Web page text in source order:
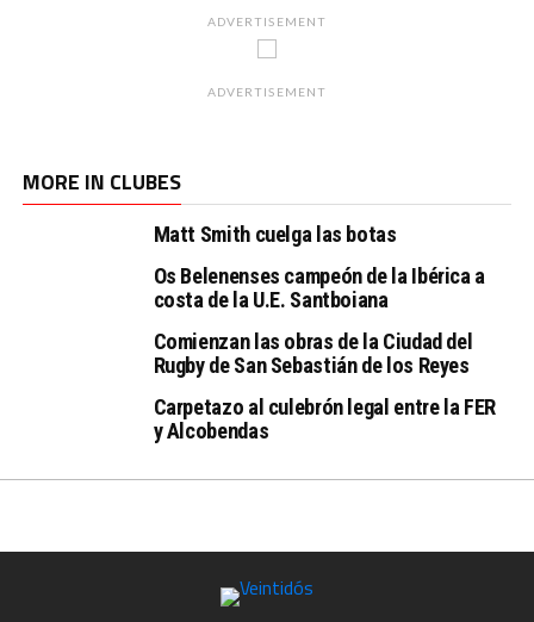
ADVERTISEMENT
ADVERTISEMENT
MORE IN CLUBES
Matt Smith cuelga las botas
Os Belenenses campeón de la Ibérica a
costa de la U.E. Santboiana
Comienzan las obras de la Ciudad del
Rugby de San Sebastián de los Reyes
Carpetazo al culebrón legal entre la FER
y Alcobendas